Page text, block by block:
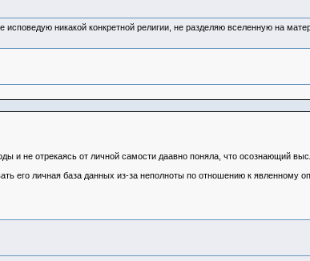
исповедую никакой конкретной религии, не разделяю вселенную на
и не отрекаясь от личной самости даавно поняла, что осознающий
его личная база данных из-за неполноты по отношению к явленному